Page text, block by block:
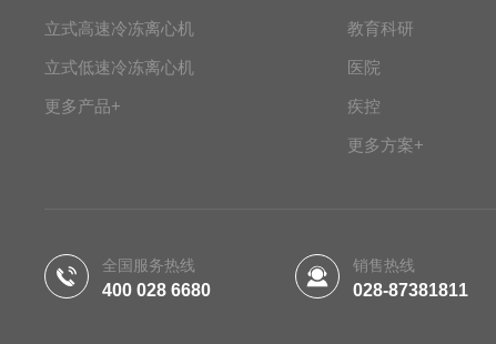
立式高速冷冻离心机
立式低速冷冻离心机
更多产品+
教育科研
医院
疾控
更多方案+
全国服务热线
400 028 6680
销售热线
028-87381811